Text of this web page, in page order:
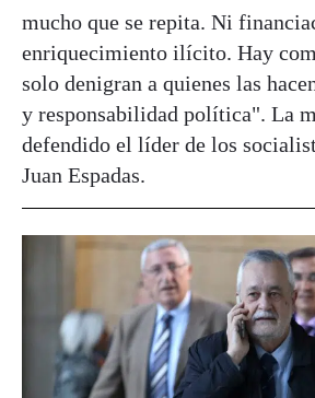
mucho que se repita. Ni
enriquecimiento ilícito. Hay
solo denigran a quienes las
y responsabilidad política". La
defendido el líder de los
Juan Espadas.